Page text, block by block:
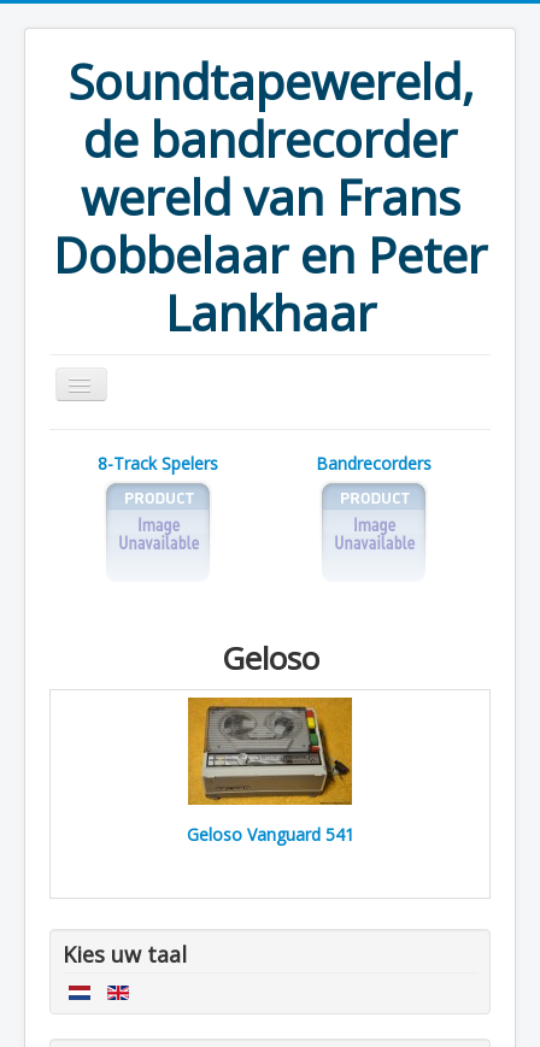
Soundtapewereld,
de bandrecorder
wereld van Frans
Dobbelaar en Peter
Lankhaar
U bevindt zich hier: Start
8-Track Spelers Bandrecorders
Geloso
Geloso Vanguard 541
Kies uw taal